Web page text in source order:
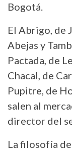
Bogotá.
El Abrigo, de
Abejas y
Pactada, de
Chacal, de
Pupitre, de
salen al
director del
La filosofía